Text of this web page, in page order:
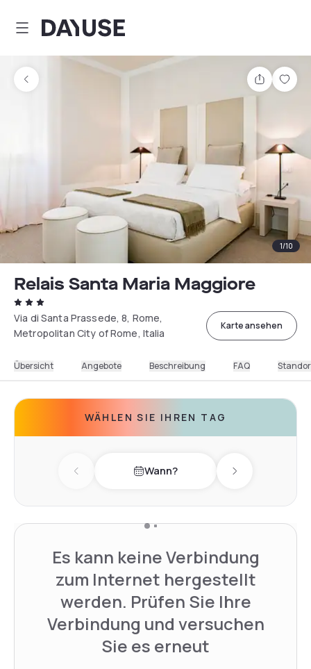
Dayuse
Teilen
1/10
Relais Santa Maria Maggiore
Via di Santa Prassede, 8, Rome,
Metropolitan City of Rome, Italia
Karte ansehen
Übersicht Angebote Beschreibung FAQ
WÄHLEN SIE IHREN TAG
Previous day Wann? Next day
Es kann keine Verbindung
zum Internet hergestellt
werden. Prüfen Sie Ihre
Verbindung und versuchen
Sie es erneut